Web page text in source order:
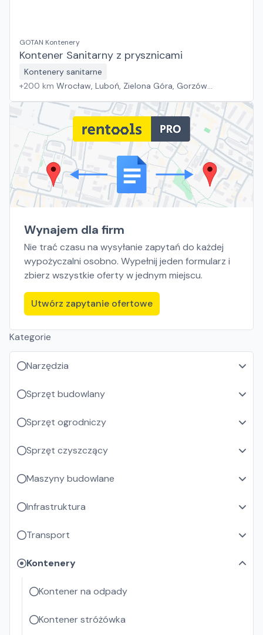
GOTAN Kontenery
Kontener Sanitarny z prysznicami
Kontenery sanitarne
+200 km Wrocław, Luboń, Zielona Góra, Gorzów
Wynajem dla firm
Nie trać czasu na wysyłanie zapytań do każdej
wypożyczalni osobno. Wypełnij jeden formularz i
zbierz wszystkie oferty w jednym miejscu.
Utwórz zapytanie ofertowe
Kategorie
Narzędzia
Sprzęt budowlany
Sprzęt ogrodniczy
Sprzęt czyszczący
Maszyny budowlane
Infrastruktura
Transport
Kontenery
Kontener na odpady
Kontener stróżówka